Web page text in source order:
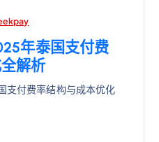
年泰国支付费
解析
支付费率结构与成本优化